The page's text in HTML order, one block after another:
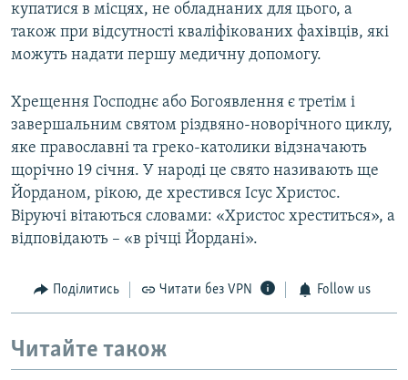
купатися в місцях, не обладнаних для цього, а
також при відсутності кваліфікованих фахівців, які
можуть надати першу медичну допомогу.
Хрещення Господнє або Богоявлення є третім і
завершальним святом різдвяно-новорічного циклу,
яке православні та греко-католики відзначають
щорічно 19 січня. У народі це свято називають ще
Йорданом, рікою, де хрестився Ісус Христос.
Віруючі вітаються словами: «Христос хреститься», а
відповідають – «в річці Йордані».
Поділитись Читати без VPN Follow us
Читайте також